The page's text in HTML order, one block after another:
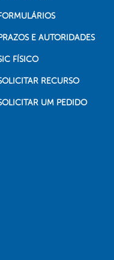
E AUTORIDADES
FÍSICO
RECURSO
UM PEDIDO